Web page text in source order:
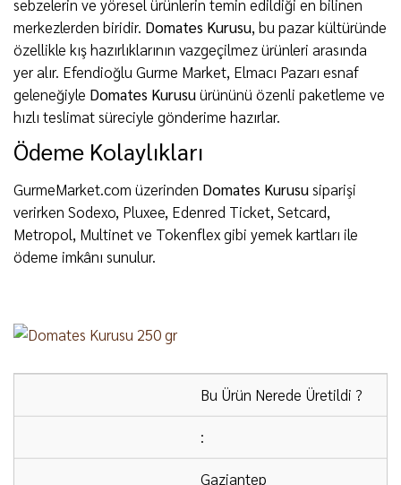
sebzelerin ve yöresel ürünlerin temin edildiği en bilinen
merkezlerden biridir. Domates Kurusu, bu pazar kültüründe
özellikle kış hazırlıklarının vazgeçilmez ürünleri arasında
yer alır. Efendioğlu Gurme Market, Elmacı Pazarı esnaf
geleneğiyle Domates Kurusuürününü özenli paketleme ve
hızlı teslimat süreciyle gönderime hazırlar.
Ödeme Kolaylıkları
GurmeMarket.com üzerinden Domates Kurususiparişi
verirken Sodexo, Pluxee, Edenred Ticket, Setcard,
Metropol, Multinet ve Tokenflex gibi yemek kartları ile
ödeme imkânı sunulur.
Bu Ürün Nerede Üretildi ?
:
Gaziantep